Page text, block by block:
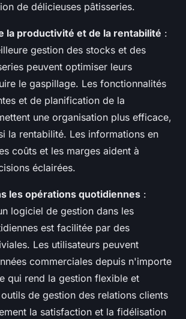
de délicieuses pâtisseries.
la productivité et de la rentabilité :
gestion des stocks et des
peuvent optimiser leurs
le gaspillage. Les fonctionnalités
et de planification de la
une organisation plus efficace,
la rentabilité. Les informations en
coûts et les marges aident à
éclairées.
les opérations quotidiennes :
logiciel de gestion dans les
est facilitée par des
Les utilisateurs peuvent
commerciales depuis n'importe
qui rend la gestion flexible et
de gestion des relations clients
la satisfaction et la fidélisation